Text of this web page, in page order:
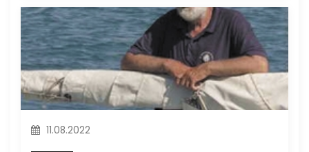
11.08.2022